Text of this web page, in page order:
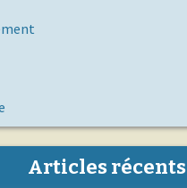
Articles récents